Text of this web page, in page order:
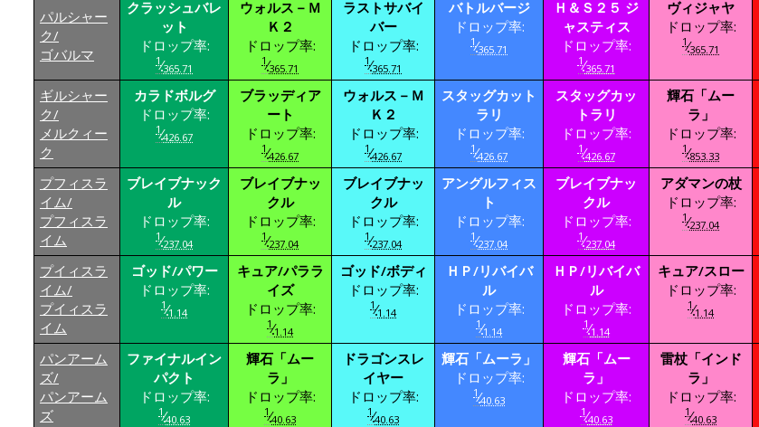
パルシャー
ク/
ゴバルマ
クラッシュバレ
ット
ドロップ率:
1⁄365.71
ウォルス－Ｍ
Ｋ２
ドロップ率:
1⁄365.71
ラストサバイ
バー
ドロップ率:
1⁄365.71
バトルバージ
ドロップ率:
1⁄365.71
Ｈ＆Ｓ２５ ジ
ャスティス
ドロップ率:
1⁄365.71
ヴィジャヤ
ドロップ率:
1⁄365.71
ギルシャー
ク/
メルクィー
ク
カラドボルグ
ドロップ率:
1⁄426.67
ブラッディア
ート
ドロップ率:
1⁄426.67
ウォルス－Ｍ
Ｋ２
ドロップ率:
1⁄426.67
スタッグカット
ラリ
ドロップ率:
1⁄426.67
スタッグカッ
トラリ
ドロップ率:
1⁄426.67
輝石「ムー
ラ」
ドロップ率:
1⁄853.33
プフィスラ
イム/
プフィスラ
イム
ブレイブナック
ル
ドロップ率:
1⁄237.04
ブレイブナッ
クル
ドロップ率:
1⁄237.04
ブレイブナッ
クル
ドロップ率:
1⁄237.04
アングルフィス
ト
ドロップ率:
1⁄237.04
ブレイブナッ
クル
ドロップ率:
1⁄237.04
アダマンの杖
ドロップ率:
1⁄237.04
プイィスラ
イム/
プイィスラ
イム
ゴッド/パワー
ドロップ率:
1⁄1.14
キュア/パララ
イズ
ドロップ率:
1⁄1.14
ゴッド/ボディ
ドロップ率:
1⁄1.14
ＨＰ/リバイバ
ル
ドロップ率:
1⁄1.14
ＨＰ/リバイバ
ル
ドロップ率:
1⁄1.14
キュア/スロー
ドロップ率:
1⁄1.14
パンアーム
ズ/
パンアーム
ズ
ファイナルイン
パクト
ドロップ率:
1⁄40.63
輝石「ムー
ラ」
ドロップ率:
1⁄40.63
ドラゴンスレ
イヤー
ドロップ率:
1⁄40.63
輝石「ムーラ」
ドロップ率:
1⁄40.63
輝石「ムー
ラ」
ドロップ率:
1⁄40.63
雷杖「インド
ラ」
ドロップ率:
1⁄40.63